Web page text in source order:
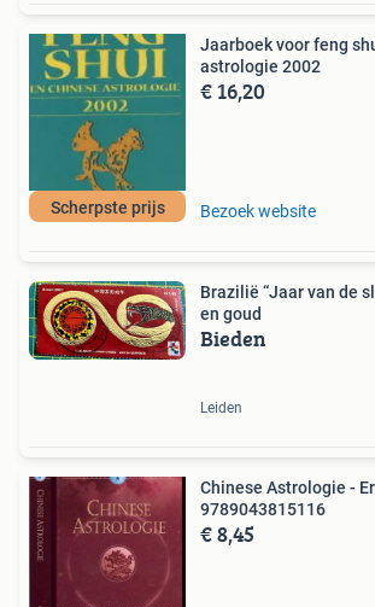
Scherpste prijs
Jaarboek voor feng
astrologie 2002
€ 16,20
Bezoek website
Brazilië “Jaar van de
en goud
Bieden
Leiden
Chinese Astrologie -
9789043815116
€ 8,45